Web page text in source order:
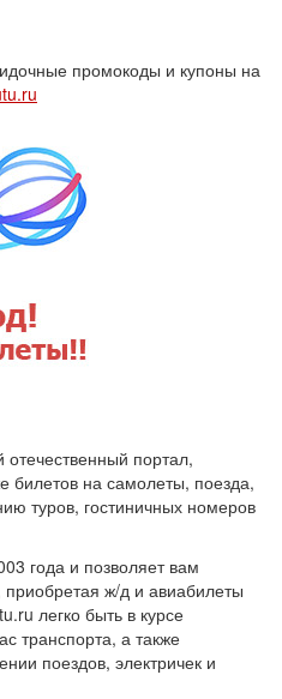
промокоды и купоны на
портал,
на самолеты, поезда,
туров, гостиничных номеров
года и позволяет вам
ж/д и авиабилеты
легко быть в курсе
транспорта, а также
поездов, электричек и